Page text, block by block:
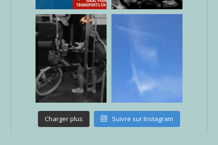
Charger plus Suivre sur Instagram